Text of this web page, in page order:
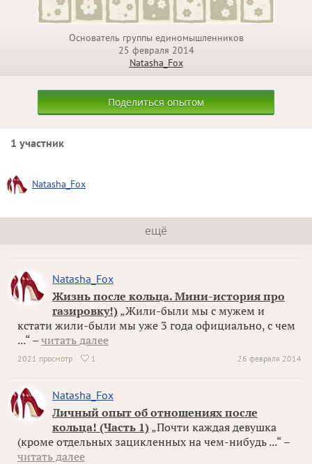
Основатель группы единомышленников
25 февраля 2014
Natasha_Fox
Поделиться опытом
1 участник
Natasha_Fox
ещё
Natasha_Fox
Жизнь после кольца. Мини-история про
газировку!) „Жили-были мы с мужем и
кстати жили-были мы уже 3 года официально, с чем
...“ – читать далее
26 февраля 2014
2021 просмотр  1
Natasha_Fox
Личный опыт об отношениях после
кольца! (Часть 1) „Почти каждая девушка
(кроме отдельных зацикленных на чем-нибудь ...“ –
читать далее